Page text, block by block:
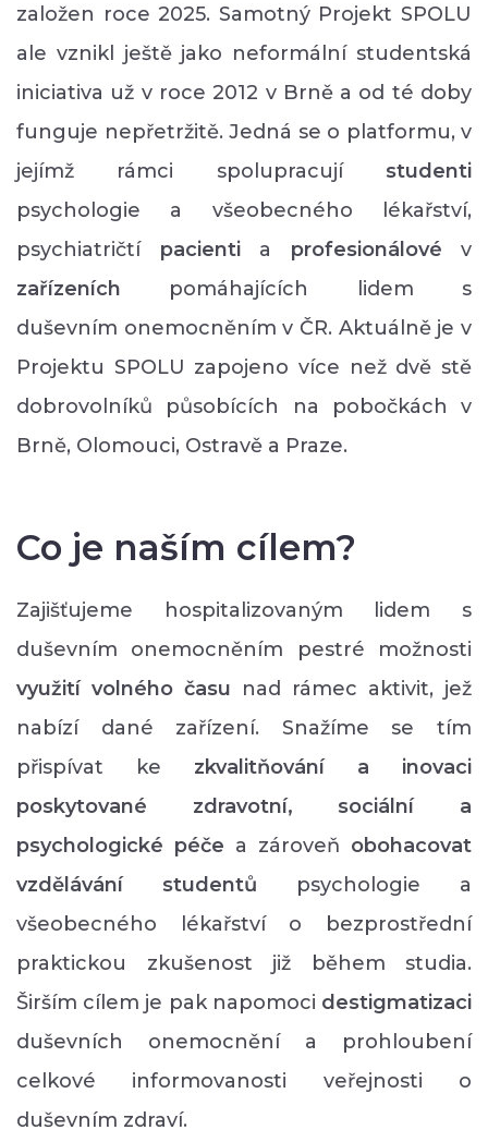
založen roce 2025. Samotný Projekt SPOLU
ale vznikl ještě jako neformální studentská
iniciativa už v roce 2012 v Brně a od té doby
funguje nepřetržitě. Jedná se o platformu, v
jejímž rámci spolupracují studenti
psychologie a všeobecného lékařství,
psychiatričtí pacientia profesionálové v
zařízeních pomáhajících lidem s
duševním onemocněním v ČR. Aktuálně je v
Projektu SPOLU zapojeno více než dvě stě
dobrovolníků působících na pobočkách v
Brně, Olomouci, Ostravě a Praze.
Co je naším cílem?
Zajišťujeme hospitalizovaným lidem s
duševním onemocněním pestré možnosti
využití volného času nad rámec aktivit, jež
nabízí dané zařízení. Snažíme se tím
přispívat ke zkvalitňování a inovaci
poskytované zdravotní, sociální a
psychologické péče a zároveň obohacovat
vzdělávání studentů psychologie a
všeobecného lékařství o bezprostřední
praktickou zkušenost již během studia.
Širším cílem je pak napomoci destigmatizaci
duševních onemocnění a prohloubení
celkové informovanosti veřejnosti o
duševním zdraví.